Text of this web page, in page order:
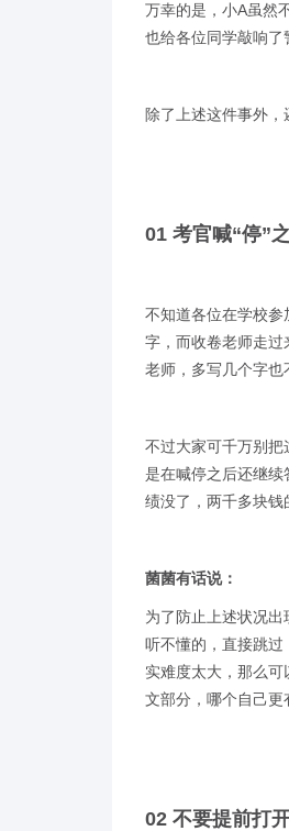
万幸的是，小A虽然
也给各位同学敲响了
除了上述这件事外
01 考官喊“停”
不知道各位在学校
字，而收卷老师走
老师，多写几个字也
不过大家可千万别
是在喊停之后还继
绩没了，两千多块钱
菌菌有话说：
为了防止上述状况
听不懂的，直接跳
实难度太大，那么
文部分，哪个自己更
02 不要提前打